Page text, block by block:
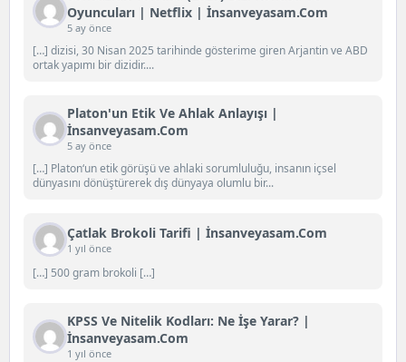
Oyuncuları | Netflix | İnsanveyasam.com
5 ay önce
[…] dizisi, 30 Nisan 2025 tarihinde gösterime giren Arjantin ve ABD
ortak yapımı bir dizidir....
Platon'un Etik Ve Ahlak Anlayışı |
İnsanveyasam.com
5 ay önce
[…] Platon‘un etik görüşü ve ahlaki sorumluluğu, insanın içsel
dünyasını dönüştürerek dış dünyaya olumlu bir...
Çatlak Brokoli Tarifi | İnsanveyasam.com
1 yıl önce
[…] 500 gram brokoli […]
KPSS Ve Nitelik Kodları: Ne İşe Yarar? |
İnsanveyasam.com
1 yıl önce